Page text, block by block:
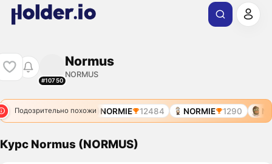
#10750
Normus
NORMUS
Подозрительно похожи
NORMIE 5500 NORMIE 12484 NORMIE 1290
Курс Normus (NORMUS)